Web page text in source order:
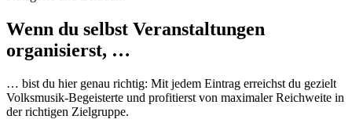
Wenn du selbst Veranstaltungen
organisierst, …
… bist du hier genau richtig: Mit jedem Eintrag erreichst du gezielt
Volksmusik-Begeisterte und profitierst von maximaler Reichweite in
der richtigen Zielgruppe.